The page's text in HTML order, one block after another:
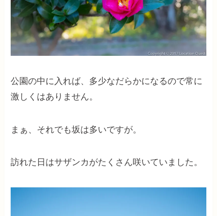
公園の中に入れば、多少なだらかになるので常に
激しくはありません。
まぁ、それでも坂は多いですが。
訪れた日はサザンカがたくさん咲いていました。